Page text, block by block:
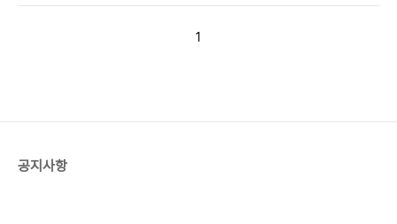
생에서 마주치는 다양한 상황과 결과에 대한 개인의
탐구해보겠습니다.1. 진인사대천명의 의미진인사대
을 다하고 그 결과가 어떻게 되든 그것을 운명으로..
1
공지사항